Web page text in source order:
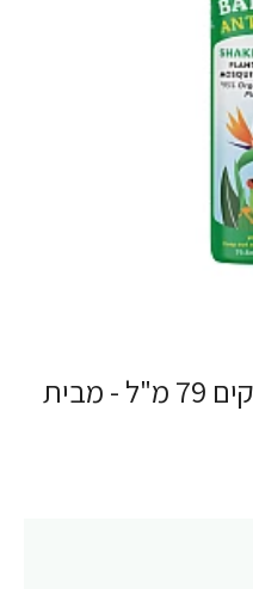
ספריי דוחה מזיקים וחרקים 79 מ"ל - מבית